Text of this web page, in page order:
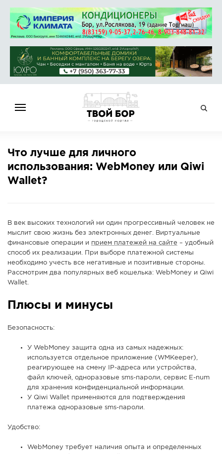
НОВОСТИ
СПРАВОЧНИК
СПРАВКА
КАМЕРЫ
КОНКУРСЫ
ФОТО
Что лучше для личного
использования: WebMoney или Qiwi
Wallet?
В век высоких технологий ни один прогрессивный человек не
мыслит свою жизнь без электронных денег. Виртуальные
финансовые операции и прием платежей на сайте – удобный
способ их реализации. При выборе платежной системы
необходимо учесть все негативные и позитивные стороны.
Рассмотрим два популярных веб кошелька: WebMoney и Qiwi
Wallet.
Плюсы и минусы
Безопасность:
У WebMoney защита одна из самых надежных:
используется отдельное приложение (WMKeeper),
реагирующее на смену IP-адреса или устройства,
файл ключей, одноразовые sms-пароли, сервис E-num
для хранения конфиденциальной информации.
У Qiwi Wallet применяются для подтверждения
платежа одноразовые sms-пароли.
Удобство:
WebMoney требует наличия опыта и определенных